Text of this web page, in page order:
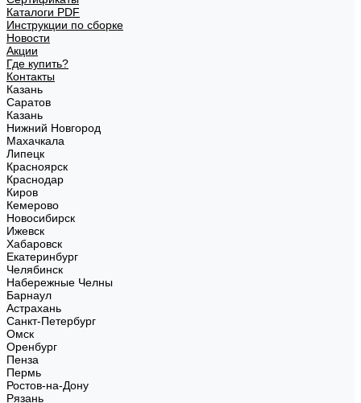
Каталоги PDF
Инструкции по сборке
Новости
Акции
Где купить?
Контакты
Казань
Саратов
Казань
Нижний Новгород
Махачкала
Липецк
Красноярск
Краснодар
Киров
Кемерово
Новосибирск
Ижевск
Хабаровск
Екатеринбург
Челябинск
Набережные Челны
Барнаул
Астрахань
Санкт-Петербург
Омск
Оренбург
Пенза
Пермь
Ростов-на-Дону
Рязань